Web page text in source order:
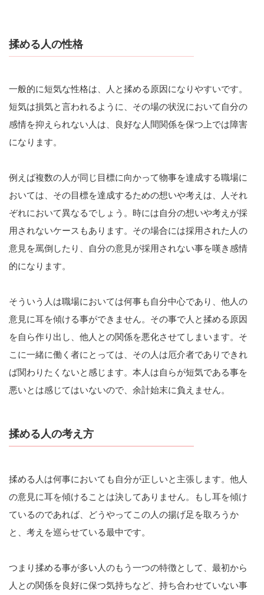
揉める人の性格
一般的に短気な性格は、人と揉める原因になりやすいです。
短気は損気と言われるように、その場の状況において自分の
感情を抑えられない人は、良好な人間関係を保つ上では障害
になります。
例えば複数の人が同じ目標に向かって物事を達成する職場に
おいては、その目標を達成するための想いや考えは、人それ
ぞれにおいて異なるでしょう。時には自分の想いや考えが採
用されないケースもあります。その場合には採用された人の
意見を罵倒したり、自分の意見が採用されない事を嘆き感情
的になります。
そういう人は職場においては何事も自分中心であり、他人の
意見に耳を傾ける事ができません。その事で人と揉める原因
を自ら作り出し、他人との関係を悪化させてしまいます。そ
こに一緒に働く者にとっては、その人は厄介者でありできれ
ば関わりたくないと感じます。本人は自らが短気である事を
悪いとは感じてはいないので、余計始末に負えません。
揉める人の考え方
揉める人は何事においても自分が正しいと主張します。他人
の意見に耳を傾けることは決してありません。もし耳を傾け
ているのであれば、どうやってこの人の揚げ足を取ろうか
と、考えを巡らせている最中です。
つまり揉める事が多い人のもう一つの特徴として、最初から
人との関係を良好に保つ気持ちなど、持ち合わせていない事